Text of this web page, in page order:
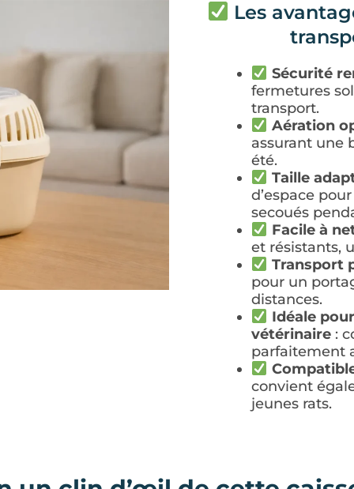
Les
Sécurité
fermetures
transport.
Aération
assurant une
été.
Taille
d’espace
secoués
Facile à
et résistants,
Transport
pour un
distances.
Idéale
vétérinaire :
parfaitement
convient
jeunes rats.